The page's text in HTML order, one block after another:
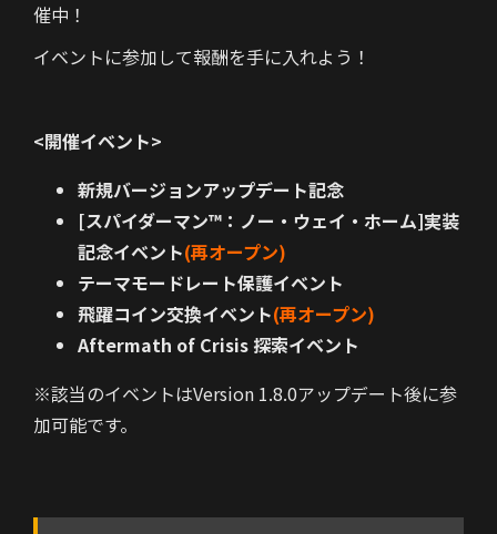
催中！
イベントに参加して報酬を手に入れよう！
<開催イベント>
新規バージョンアップデート記念
[スパイダーマン™：ノー・ウェイ・ホーム]実装
記念イベント(再オープン)
テーマモードレート保護イベント
飛躍コイン交換イベント(再オープン)
Aftermath of Crisis 探索イベント
※該当のイベントはVersion 1.8.0アップデート後に参
加可能です。